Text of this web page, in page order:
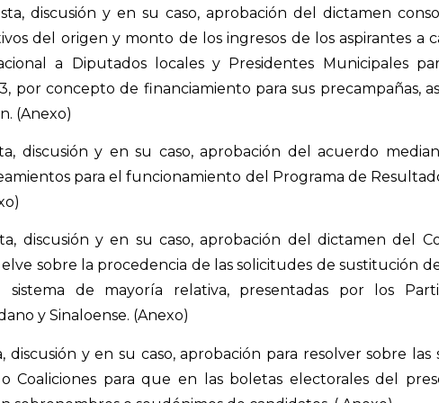
discusión y en su caso, aprobación del dictamen
del origen y monto de los ingresos de los aspirantes a
a Diputados locales y Presidentes Municipales
por concepto de financiamiento para sus precampañas,
(Anexo)
discusión y en su caso, aprobación del acuerdo
para el funcionamiento del Programa de
discusión y en su caso, aprobación del dictamen del
sobre la procedencia de las solicitudes de sustitución
de mayoría relativa, presentadas por los
y Sinaloense. (Anexo)
discusión y en su caso, aprobación para resolver sobre las
Coaliciones para que en las boletas electorales del